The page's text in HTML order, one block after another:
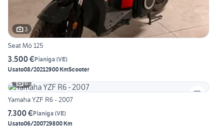
3
Seat Mó 125
3.500 €Pianiga (VE)
Usato08/20212900 KmScooter
6
Yamaha YZF R6 - 2007
7.300 €Pianiga (VE)
Usato06/200729800 Km